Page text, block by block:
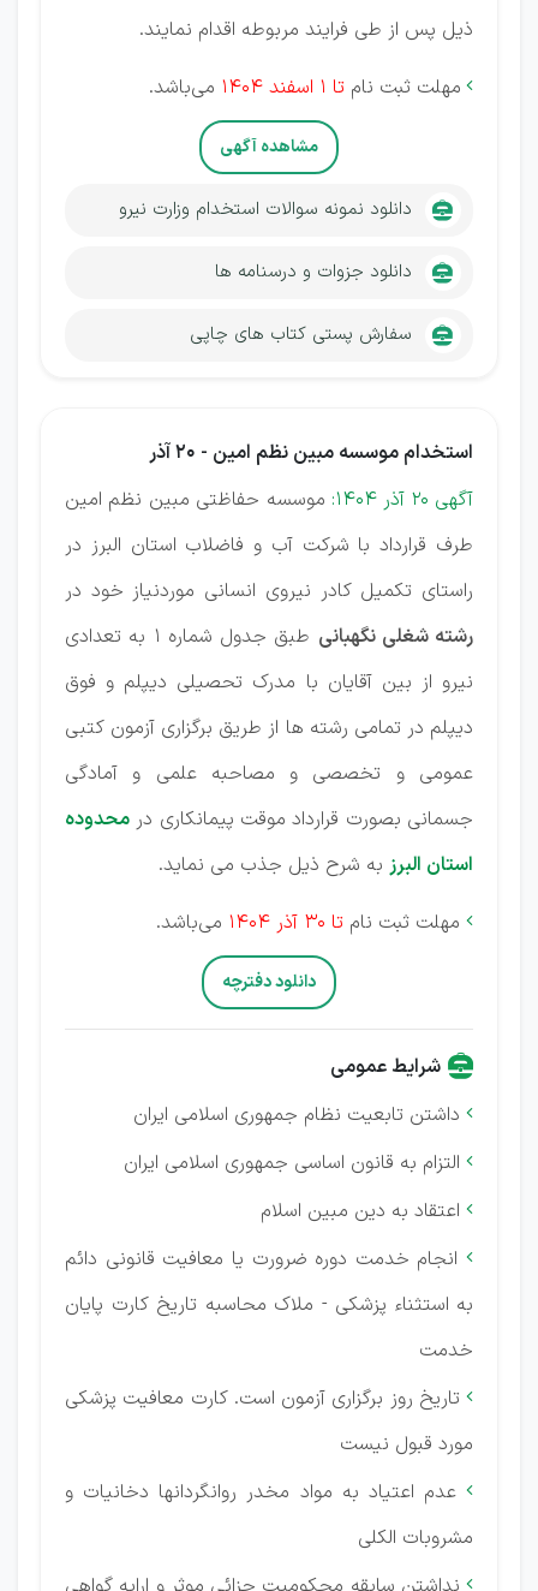
ذیل پس از طی فرایند مربوطه اقدام نمایند.
 مهلت ثبت نام تا 1 اسفند 1404 می‌باشد.
مشاهده آگهی
دانلود نمونه سوالات استخدام وزارت نیرو
دانلود جزوات و درسنامه ها
سفارش پستی کتاب های چاپی
استخدام موسسه مبین نظم امین - 20 آذر
آگهی 20 آذر 1404:
موسسه حفاظتی مبین نظم امین
طرف قرارداد با شرکت آب و فاضلاب استان البرز در
راستای تکمیل کادر نیروی انسانی موردنیاز خود در
رشته شغلی نگهبانی
طبق جدول شماره ۱ به تعدادی
نیرو از بین آقایان با مدرک تحصیلی دیپلم و فوق
دیپلم در تمامی رشته ها از طریق برگزاری آزمون کتبی
عمومی و تخصصی و مصاحبه علمی و آمادگی
جسمانی بصورت قرارداد موقت پیمانکاری در محدوده
استان البرز به شرح ذیل جذب می نماید.
 مهلت ثبت نام تا 30 آذر 1404 می‌باشد.
دانلود دفترچه
شرایط عمومی
 داشتن تابعیت نظام جمهوری اسلامی ایران
 التزام به قانون اساسی جمهوری اسلامی ایران
 اعتقاد به دین مبین اسلام
 انجام خدمت دوره ضرورت یا معافیت قانونی دائم
به استثناء پزشکی - ملاک محاسبه تاریخ کارت پایان
خدمت
 تاریخ روز برگزاری آزمون است. کارت معافیت پزشکی
مورد قبول نیست
 عدم اعتیاد به مواد مخدر روانگردانها دخانیات و
مشروبات الکلی
